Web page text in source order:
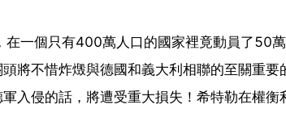
一個只有400萬人口的國家裡竟動員了50
將不惜炸燬與德國和義大利相聯的至關重要
入侵的話，將遭受重大損失！希特勒在權衡